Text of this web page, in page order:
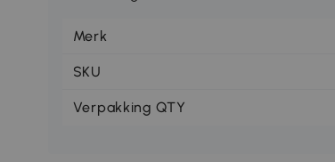
Merk
SKU
Verpakking QTY